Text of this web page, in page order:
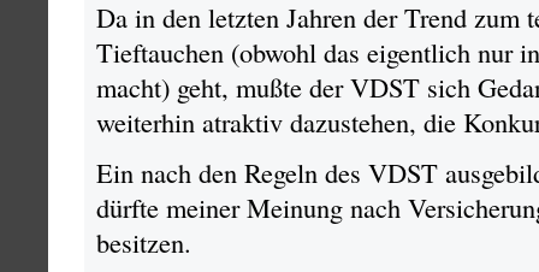
Da in den letzten Jahren der Trend zum
Tieftauchen (obwohl das eigentlich nur
macht) geht, mußte der VDST sich
weiterhin atraktiv dazustehen, die
Ein nach den Regeln des VDST
dürfte meiner Meinung nach
besitzen.